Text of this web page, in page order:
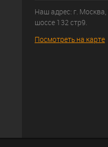
Наш адрес: г.
шоссе 132 стр9.
Посмотреть на карте